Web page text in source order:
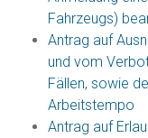
Fahrzeugs)
Antrag auf
und vom
Fällen, sowie
Arbeitstempo
Antrag auf